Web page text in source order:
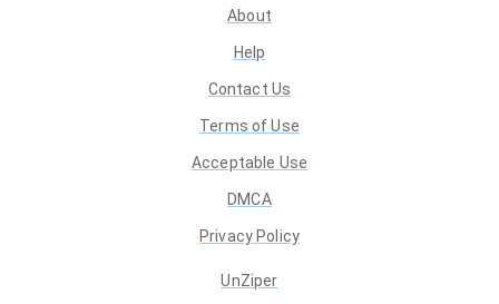
About
Help
Contact Us
Terms of Use
Acceptable Use
DMCA
Privacy Policy
UnZiper